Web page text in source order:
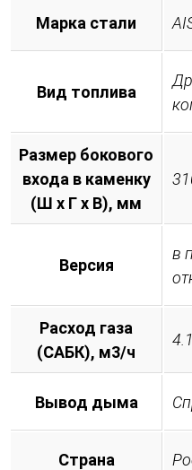
Марка стали
Вид топлива
Размер бокового
входа в каменку
(Ш х Г х В), мм
Версия
в
Расход газа
(САБК), м3/ч
4.1
Вывод дыма
Страна